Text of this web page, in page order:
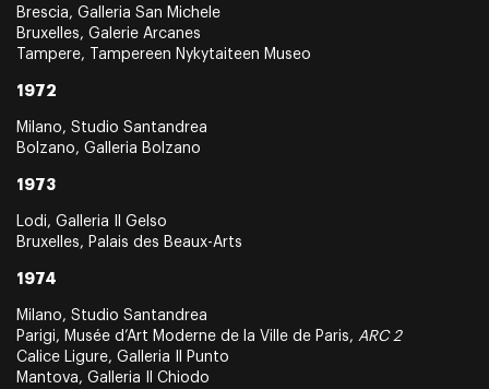
Brescia, Galleria San Michele
Bruxelles, Galerie Arcanes
Tampere, Tampereen Nykytaiteen Museo
1972
Milano, Studio Santandrea
Bolzano, Galleria Bolzano
1973
Lodi, Galleria Il Gelso
Bruxelles, Palais des Beaux-Arts
1974
Milano, Studio Santandrea
Parigi, Musée d’Art Moderne de la Ville de Paris, ARC 2
Calice Ligure, Galleria Il Punto
Mantova, Galleria Il Chiodo